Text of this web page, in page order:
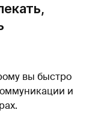
вы быстро
и